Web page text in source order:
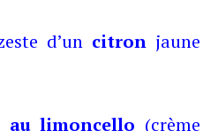
d’un citron jaune
au limoncello (crème